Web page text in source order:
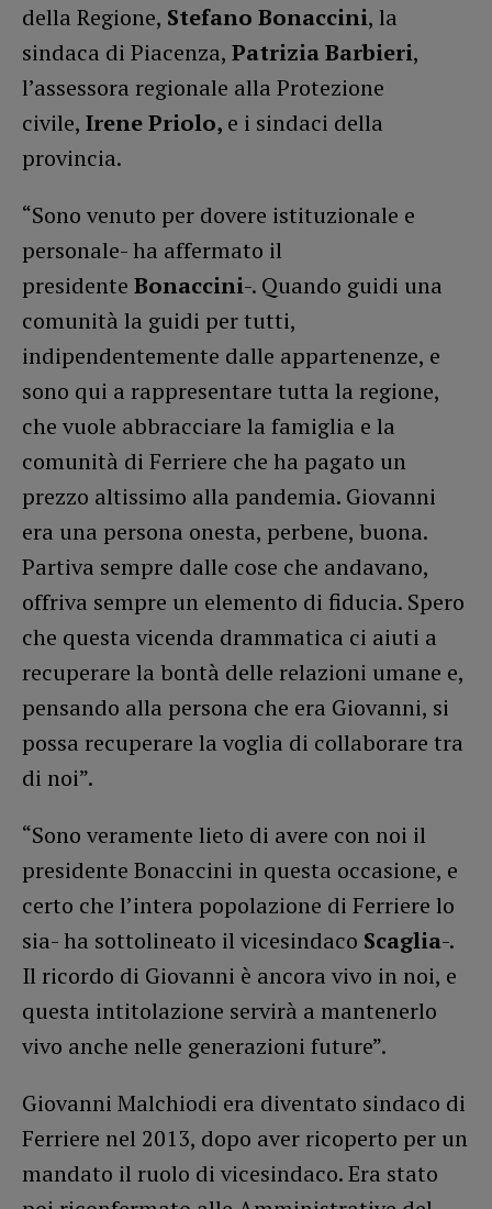
della Regione, Stefano Bonaccini, la
sindaca di Piacenza, Patrizia Barbieri,
l’assessora regionale alla Protezione
civile, Irene Priolo, e i sindaci della
provincia.
“Sono venuto per dovere istituzionale e
personale- ha affermato il
presidente Bonaccini-. Quando guidi una
comunità la guidi per tutti,
indipendentemente dalle appartenenze, e
sono qui a rappresentare tutta la regione,
che vuole abbracciare la famiglia e la
comunità di Ferriere che ha pagato un
prezzo altissimo alla pandemia. Giovanni
era una persona onesta, perbene, buona.
Partiva sempre dalle cose che andavano,
offriva sempre un elemento di fiducia. Spero
che questa vicenda drammatica ci aiuti a
recuperare la bontà delle relazioni umane e,
pensando alla persona che era Giovanni, si
possa recuperare la voglia di collaborare tra
di noi”.
“Sono veramente lieto di avere con noi il
presidente Bonaccini in questa occasione, e
certo che l’intera popolazione di Ferriere lo
sia- ha sottolineato il vicesindaco Scaglia-.
Il ricordo di Giovanni è ancora vivo in noi, e
questa intitolazione servirà a mantenerlo
vivo anche nelle generazioni future”.
Giovanni Malchiodi era diventato sindaco di
Ferriere nel 2013, dopo aver ricoperto per un
mandato il ruolo di vicesindaco. Era stato